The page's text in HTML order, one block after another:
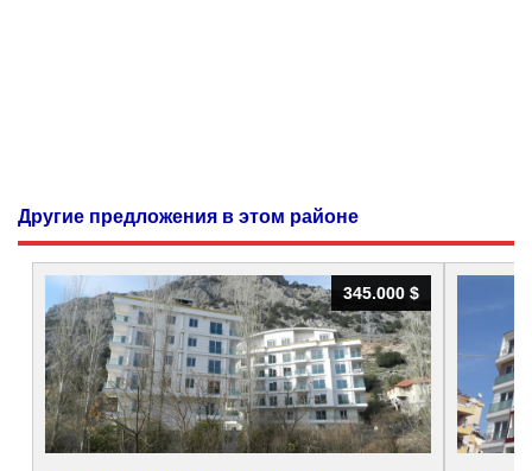
Другие предложения в этом районе
345.000 $
345.000 $